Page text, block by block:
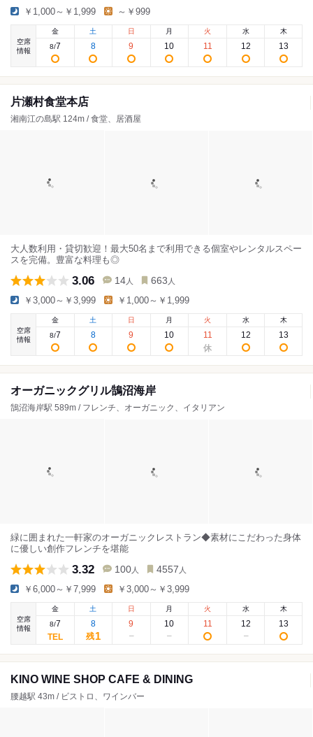
￥1,000～￥1,999 ～￥999
空席
情報
金
8/7
土
8
日
9
月
10
火
11
水
12
木
13
片瀬村食堂本店
湘南江の島駅 124m / 食堂、居酒屋
大人数利用・貸切歓迎！最大50名まで利用できる個室やレンタルスペー
スを完備。豊富な料理も◎
3.06 14 人 663 人
￥3,000～￥3,999 ￥1,000～￥1,999
空席
情報
金
8/7
土
8
日
9
月
10
火
11
水
12
木
13
オーガニックグリル鵠沼海岸
鵠沼海岸駅 589m / フレンチ、オーガニック、イタリアン
緑に囲まれた一軒家のオーガニックレストラン◆素材にこだわった身体
に優しい創作フレンチを堪能
3.32 100 人 4557 人
￥6,000～￥7,999 ￥3,000～￥3,999
空席
情報
金
8/7
土
8
残1
日
9
月
10
火
11
水
12
木
13
KINO WINE SHOP CAFE & DINING
腰越駅 43m / ビストロ、ワインバー